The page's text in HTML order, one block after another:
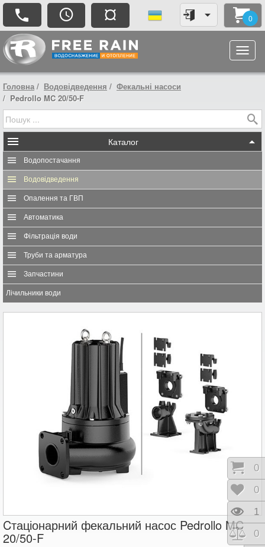
¤ 0
Головна Водовідведення
Фекальні насоси
Pedrollo MC 20/50-F
Каталог
Водопостачання
Водовідведення
Опалення та ГВП
Автоматика
Фільтрація води
Труби та арматура
Запчастини
Лічильники води
Cтаціонарний фекальний насос Pedrollo MC
20/50-F
0
0
1
0